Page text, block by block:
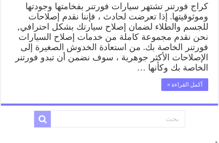
كراج فورتنر تشتهر سيارات فورتنر بفخامتها وجودتها
وموثوقيتها. إذا تعرضت لحادث ، فإننا نقدم إصلاحات
للجسم والطلاء لضمان إصلاح سيارتك بشكل احترافي,
نحن نقدم مجموعة كاملة من خدمات إصلاح السيارات
فورتنر الخاصة بك. من استعادة الخدوش الصغيرة إلى
الإصلاحات الأكثر جوهرية ، سوف نضمن أن تبدو فورتنر
الخاصة بك وكأنها …
أكمل القراءة »